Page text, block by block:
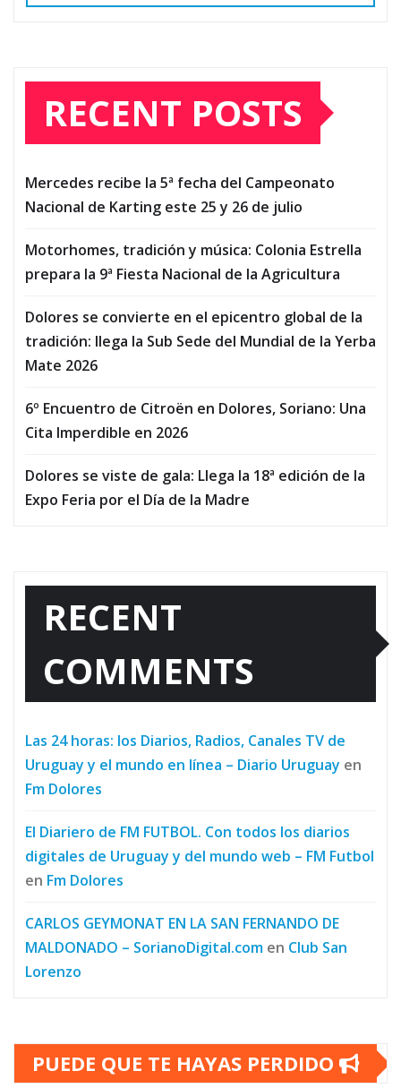
RECENT POSTS
Mercedes recibe la 5ª fecha del Campeonato
Nacional de Karting este 25 y 26 de julio
Motorhomes, tradición y música: Colonia Estrella
prepara la 9ª Fiesta Nacional de la Agricultura
Dolores se convierte en el epicentro global de la
tradición: llega la Sub Sede del Mundial de la Yerba
Mate 2026
6º Encuentro de Citroën en Dolores, Soriano: Una
Cita Imperdible en 2026
Dolores se viste de gala: Llega la 18ª edición de la
Expo Feria por el Día de la Madre
RECENT
COMMENTS
Las 24 horas: los Diarios, Radios, Canales TV de
Uruguay y el mundo en línea – Diario Uruguay en
Fm Dolores
El Diariero de FM FUTBOL. Con todos los diarios
digitales de Uruguay y del mundo web – FM Futbol
en Fm Dolores
CARLOS GEYMONAT EN LA SAN FERNANDO DE
MALDONADO – SorianoDigital.com en Club San
Lorenzo
PUEDE QUE TE HAYAS PERDIDO